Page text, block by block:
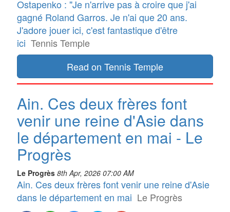
Ostapenko : "Je n'arrive pas à croire que j'ai
gagné Roland Garros. Je n'ai que 20 ans.
J'adore jouer ici, c'est fantastique d'être
ici Tennis Temple
Read on Tennis Temple
Ain. Ces deux frères font
venir une reine d'Asie dans
le département en mai - Le
Progrès
Le Progrès 8th Apr, 2026 07:00 AM
Ain. Ces deux frères font venir une reine d'Asie
dans le département en mai Le Progrès